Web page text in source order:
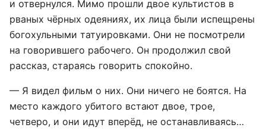
и отвернулся. Мимо прошли двое культистов в
рваных чёрных одеяниях, их лица были испещрены
богохульными татуировками. Они не посмотрели
на говорившего рабочего. Он продолжил свой
рассказ, стараясь говорить спокойно.
— Я видел фильм о них. Они ничего не боятся. На
место каждого убитого встают двое, трое,
четверо, и они идут вперёд, не останавливаясь…